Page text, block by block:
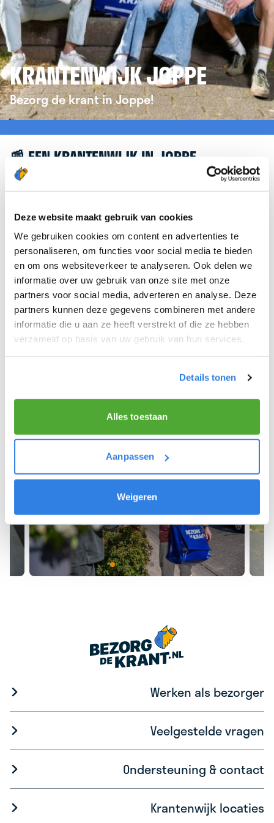
Deze website maakt gebruik van cookies
We gebruiken cookies om content en advertenties te
personaliseren, om functies voor social media te bieden
en om ons websiteverkeer te analyseren. Ook delen we
informatie over uw gebruik van onze site met onze
partners voor social media, adverteren en analyse. Deze
partners kunnen deze gegevens combineren met andere
informatie die u aan ze heeft verstrekt of die ze hebben
verzameld op basis van uw gebruik van hun services.
Details tonen
Alles toestaan
Aanpassen
Weigeren
KRANTENWIJK JOPPE
Bezorg de krant in Joppe!
📰 EEN KRANTENWIJK IN JOPPE
Leuk dat je geïnteresseerd bent in een
verwijzen we je graag door naar de website van
krantenbezorgen.nl . Daar kun je je eenvoudig
aanmelden om de krant te bezorgen in Joppe.
We hopen dat je snel aan de slag kunt en wensen
je veel succes! 🚴‍♂️💨
Meld je aan als krantenbezorger!
Werken als bezorger
Veelgestelde vragen
Ondersteuning & contact
Krantenwijk locaties